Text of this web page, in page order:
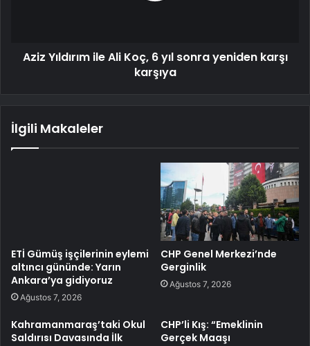
Aziz Yıldırım ile Ali Koç, 6 yıl sonra yeniden karşı
karşıya
İlgili Makaleler
ETİ Gümüş işçilerinin eylemi
altıncı gününde: Yarın
Ankara’ya gidiyoruz
Ağustos 7, 2026
CHP Genel Merkezi’nde
Gerginlik
Ağustos 7, 2026
Kahramanmaraş’taki Okul
Saldırısı Davasında İlk
CHP’li Kış: “Emeklinin
Gerçek Maaşı